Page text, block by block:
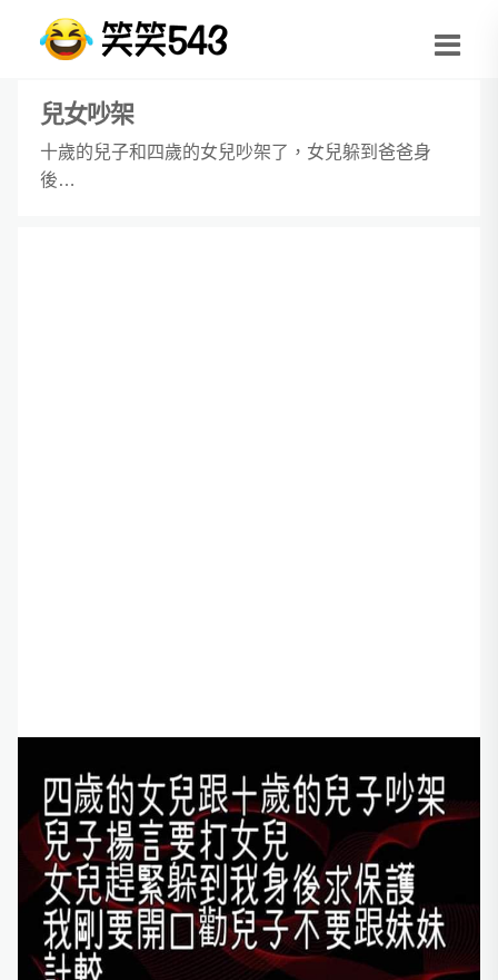
兒女吵架
十歲的兒子和四歲的女兒吵架了，女兒躲到爸爸身
後…